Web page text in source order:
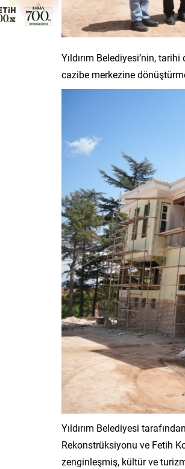
Yıldırım Belediyesi’nin,
cazibe merkezine
Yıldırım Belediyesi
Rekonstrüksiyonu ve Fetih
zenginleşmiş, kültür ve